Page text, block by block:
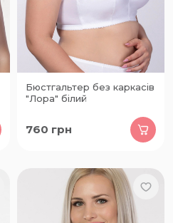
Бюстгальтер без каркасів
"Лора" білий
760 грн